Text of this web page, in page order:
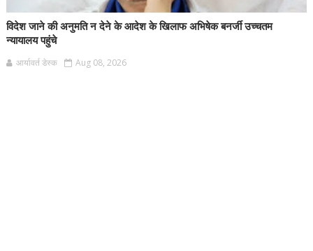
विदेश जाने की अनुमति न देने के आदेश के खिलाफ अभिषेक बनर्जी उच्चतम
न्यायालय पहुंचे
आर्यावर्त डेस्क Aug 08, 2026